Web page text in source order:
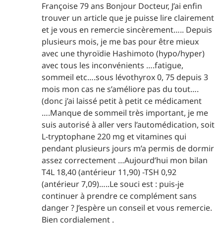
Françoise 79 ans Bonjour Docteur, J’ai enfin
trouver un article que je puisse lire clairement
et je vous en remercie sincèrement….. Depuis
plusieurs mois, je me bas pour être mieux
avec une thyroïdie Hashimoto (hypo/hyper)
avec tous les inconvénients ….fatigue,
sommeil etc….sous lévothyrox 0, 75 depuis 3
mois mon cas ne s’améliore pas du tout….
(donc j’ai laissé petit à petit ce médicament
….Manque de sommeil très important, je me
suis autorisé à aller vers l’automédication, soit
L-tryptophane 220 mg et vitamines qui
pendant plusieurs jours m’a permis de dormir
assez correctement …Aujourd’hui mon bilan
T4L 18,40 (antérieur 11,90) -TSH 0,92
(antérieur 7,09)…..Le souci est : puis-je
continuer à prendre ce complément sans
danger ? J’espère un conseil et vous remercie.
Bien cordialement .